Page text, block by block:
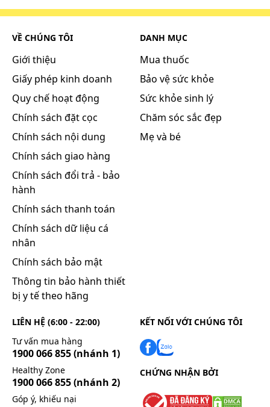
VỀ CHÚNG TÔI
Giới thiệu
Giấy phép kinh doanh
Quy chế hoạt động
Chính sách đặt cọc
Chính sách nội dung
Chính sách giao hàng
Chính sách đổi trả - bảo
hành
Chính sách thanh toán
Chính sách dữ liệu cá
nhân
Chính sách bảo mật
Thông tin bảo hành thiết
bị y tế theo hãng
DANH MỤC
Mua thuốc
Bảo vệ sức khỏe
Sức khỏe sinh lý
Chăm sóc sắc đẹp
Mẹ và bé
LIÊN HỆ (6:00 - 22:00)
Tư vấn mua hàng
1900 066 855(nhánh 1)
Healthy Zone
1900 066 855(nhánh 2)
Góp ý, khiếu nại
KẾT NỐI VỚI CHÚNG TÔI
CHỨNG NHẬN BỞI